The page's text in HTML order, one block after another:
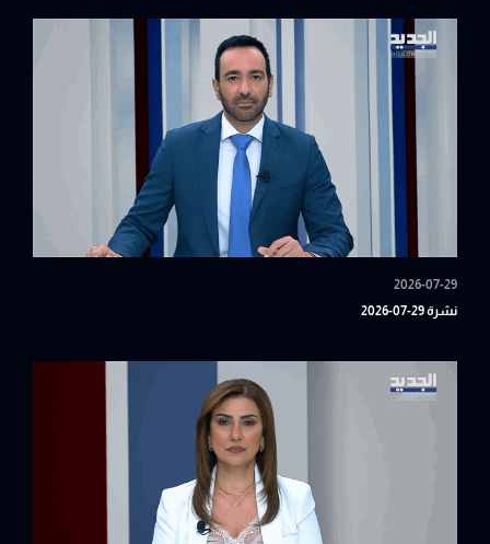
2026-07-29
نشرة 29-07-2026